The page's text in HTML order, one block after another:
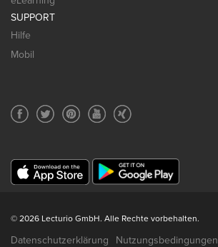
SUPPORT
Hilfe
Mobil
© 2026 Lecturio GmbH. Alle Rechte vorbehalten.
Datenschutzerklärung Nutzungsbedingungen